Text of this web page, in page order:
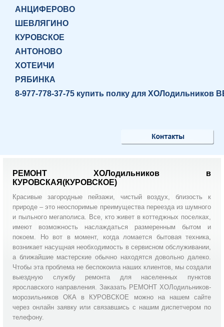
АНЦИФЕРОВО
ШЕВЛЯГИНО
КУРОВСКОЕ
АНТОНОВО
ХОТЕИЧИ
РЯБИНКА
8-977-778-37-75 купить полку для ХОЛодильников
РЕМОНТ ХОЛодильников в
КУРОВСКАЯ(КУРОВСКОЕ)
Красивые загородные пейзажи, чистый воздух, близость к
природе – это неоспоримые преимущества переезда из шумного
и пыльного мегаполиса. Все, кто живет в коттеджных поселках,
имеют возможность наслаждаться размеренным бытом и
покоем. Но вот в момент, когда ломается бытовая техника,
возникает насущная необходимость в сервисном обслуживании,
а ближайшие мастерские обычно находятся довольно далеко.
Чтобы эта проблема не беспокоила наших клиентов, мы создали
выездную службу ремонта для населенных пунктов
ярославского направления. Заказать РЕМОНТ ХОЛодильников-
морозильников ОКА в КУРОВСКОЕ можно на нашем сайте
через онлайн заявку или связавшись с нашим диспетчером по
телефону.